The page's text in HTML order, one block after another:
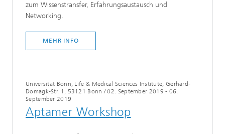
zum Wissenstransfer, Erfahrungsaustausch und
Networking.
MEHR INFO
Universität Bonn, Life & Medical Sciences Institute, Gerhard-
Domagk-Str. 1, 53121 Bonn /02. September 2019 - 06.
September 2019
Aptamer Workshop